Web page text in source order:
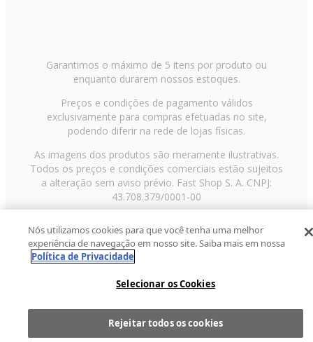
Garantimos o máximo de 5 itens por produto ou
enquanto durarem nossos estoques.
Preços e condições de pagamento válidos
exclusivamente para compras efetuadas no site,
podendo diferir na rede de lojas físicas.
As imagens dos produtos são meramente ilustrativas.
Todos os preços e condições comerciais estão sujeitos
a alteração sem aviso prévio. Fast Shop S. A. CNPJ:
43.708.379/0001-00
Paulo/SP, CEP 02029-001, Telefone: 11 3003-3728 ©
2013 Fast Shop - Todos os direitos reservadosRF
Nós utilizamos cookies para que você tenha uma melhor
experiência de navegação em nosso site. Saiba mais em nossa
Política de Privacidade
Selecionar os Cookies
Rejeitar todos os cookies